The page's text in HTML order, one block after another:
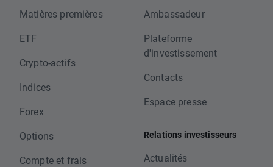
Matières premières
ETF
Crypto-actifs
Indices
Forex
Options
Compte et frais
Ambassadeur
Plateforme
d'investissement
Contacts
Espace presse
Relations investisseurs
Actualités